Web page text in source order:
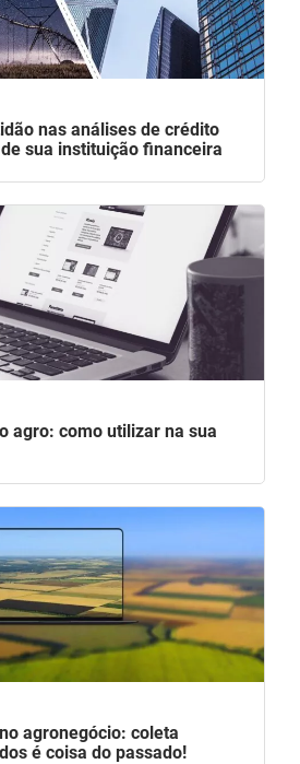
nas análises de crédito
sua instituição financeira
agro: como utilizar na sua
agronegócio: coleta
é coisa do passado!